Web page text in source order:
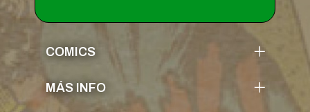
COMICS
MÁS INFO